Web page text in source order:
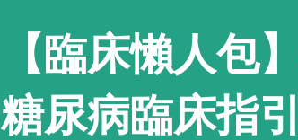
【臨床懶人包
糖尿病臨床指